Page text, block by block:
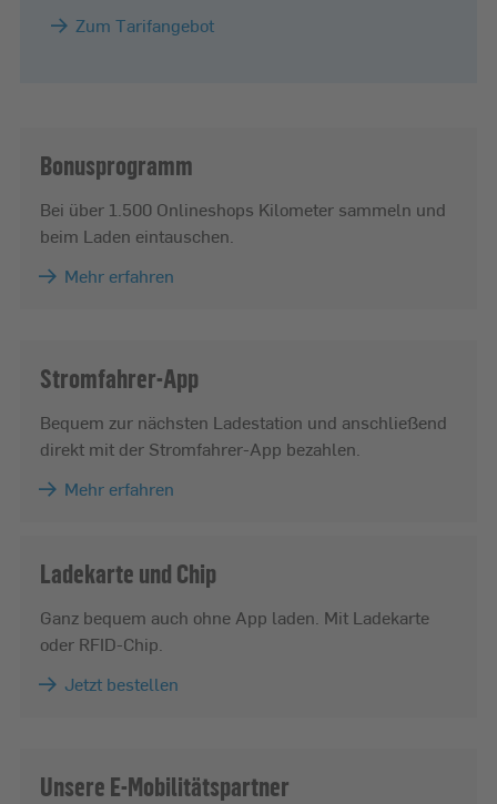
Zum Tarifangebot
Bonusprogramm
Bei über 1.500 Onlineshops Kilometer sammeln und
beim Laden eintauschen.
Mehr erfahren
Stromfahrer-App
Bequem zur nächsten Ladestation und anschließend
direkt mit der Stromfahrer-App bezahlen.
Mehr erfahren
Ladekarte und Chip
Ganz bequem auch ohne App laden. Mit Ladekarte
oder RFID-Chip.
Jetzt bestellen
Unsere E-Mobilitätspartner